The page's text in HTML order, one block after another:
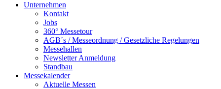
Unternehmen
Kontakt
Jobs
360° Messetour
AGB´s / Messeordnung / Gesetzliche Regelungen
Messehallen
Newsletter Anmeldung
Standbau
Messekalender
Aktuelle Messen